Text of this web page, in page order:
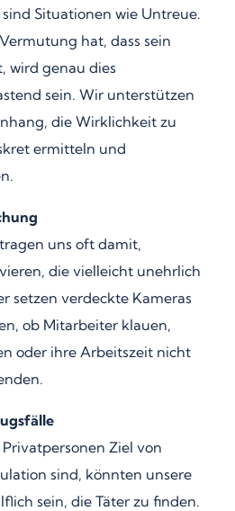
Situationen wie Untreue.
hat, dass sein
wird genau dies
sein. Wir unterstützen
die Wirklichkeit zu
ermitteln und
uns oft damit,
die vielleicht unehrlich
setzen verdeckte Kameras
ob Mitarbeiter klauen,
oder ihre Arbeitszeit nicht
Ziel von
sind, könnten unsere
sein, die Täter zu finden.